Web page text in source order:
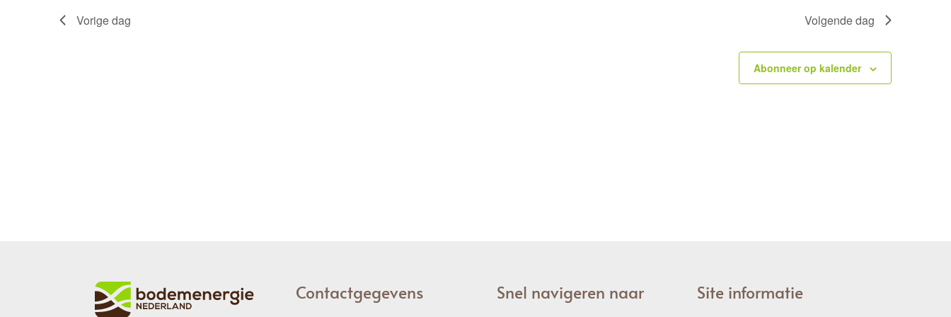
Vorige dag Volgende dag
Abonneer op kalender
Contactgegevens Snel navigeren naar Site informatie